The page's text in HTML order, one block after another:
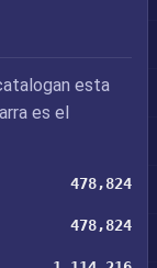
esta
es el
478,824
478,824